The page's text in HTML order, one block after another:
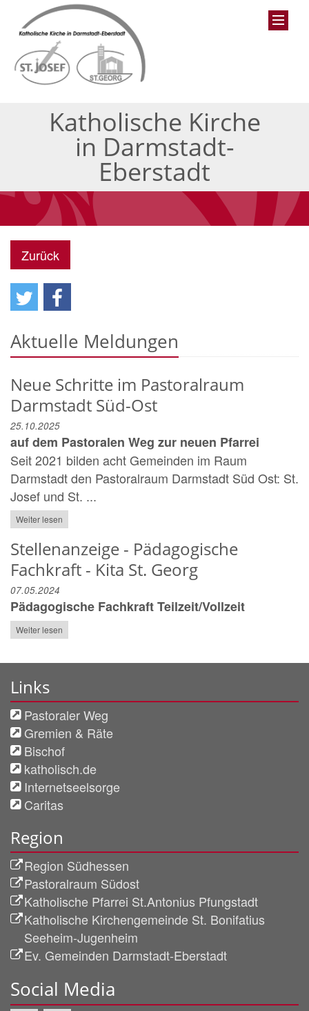
Katholische Kirche
in Darmstadt-
Eberstadt
Zurück
Aktuelle Meldungen
Neue Schritte im Pastoralraum
Darmstadt Süd-Ost
25.10.2025
auf dem Pastoralen Weg zur neuen Pfarrei
Seit 2021 bilden acht Gemeinden im Raum
Darmstadt den Pastoralraum Darmstadt Süd Ost: St.
Josef und St. ...
Weiter lesen
Stellenanzeige - Pädagogische
Fachkraft - Kita St. Georg
07.05.2024
Pädagogische Fachkraft Teilzeit/Vollzeit
Weiter lesen
Links
Pastoraler Weg
Gremien & Räte
Bischof
katholisch.de
Internetseelsorge
Caritas
Region
Region Südhessen
Pastoralraum Südost
Katholische Pfarrei St.Antonius Pfungstadt
Katholische Kirchengemeinde St. Bonifatius
Seeheim-Jugenheim
Ev. Gemeinden Darmstadt-Eberstadt
Social Media